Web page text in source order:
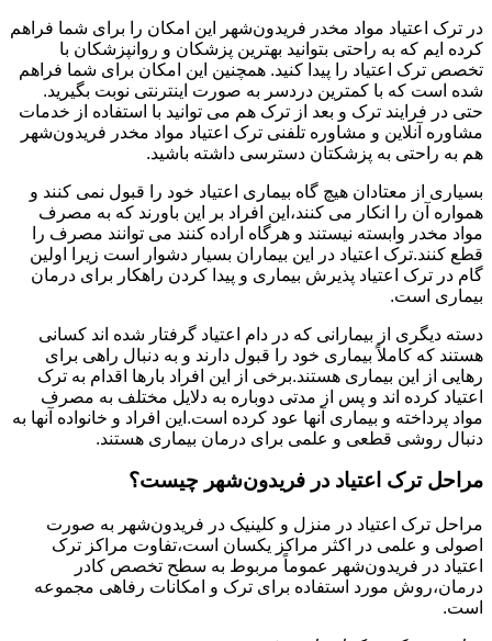
در ترک اعتیاد مواد مخدر فریدون‌شهر این امکان را برای شما فراهم
کرده ایم که به راحتی بتوانید بهترین پزشکان و روانپزشکان با
تخصص ترک اعتیاد را پیدا کنید. همچنین این امکان برای شما فراهم
شده است که با کمترین دردسر به صورت اینترنتی نوبت بگیرید.
حتی در فرایند ترک و بعد از ترک هم می توانید با استفاده از خدمات
مشاوره آنلاین و مشاوره تلفنی ترک اعتیاد مواد مخدر فریدون‌شهر
هم به راحتی به پزشکتان دسترسی داشته باشید.
بسیاری از معتادان هیچ گاه بیماری اعتیاد خود را قبول نمی کنند و
همواره آن را انکار می کنند،این افراد بر این باورند که به مصرف
مواد مخدر وابسته نیستند و هرگاه اراده کنند می توانند مصرف را
قطع کنند.ترک اعتیاد در این بیماران بسیار دشوار است زیرا اولین
گام در ترک اعتیاد پذیرش بیماری و پیدا کردن راهکار برای درمان
بیماری است.
دسته دیگری از بیمارانی که در دام اعتیاد گرفتار شده اند کسانی
هستند که کاملاً بیماری خود را قبول دارند و به دنبال راهی برای
رهایی از این بیماری هستند.برخی از این افراد بارها اقدام به ترک
اعتیاد کرده اند و پس از مدتی دوباره به دلایل مختلف به مصرف
مواد پرداخته و بیماری آنها عود کرده است.این افراد و خانواده آنها به
دنبال روشی قطعی و علمی برای درمان بیماری هستند.
مراحل ترک اعتیاد در فریدون‌شهر چیست؟
مراحل ترک اعتیاد در منزل و کلینیک در فریدون‌شهر به صورت
اصولی و علمی در اکثر مراکز یکسان است،تفاوت مراکز ترک
اعتیاد در فریدون‌شهر عموماً مربوط به سطح تخصص کادر
درمان،روش مورد استفاده برای ترک و امکانات رفاهی مجموعه
است.